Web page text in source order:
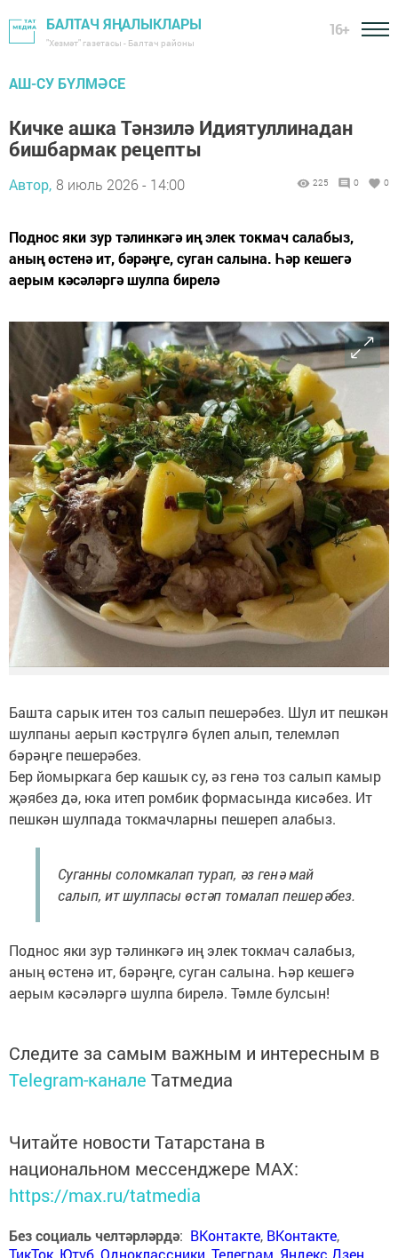
БАЛТАЧ ЯҢАЛЫКЛАРЫ
"Хезмәт" газетасы - Балтач районы
16+
АШ-СУ БҮЛМӘСЕ
Кичке ашка Тәнзилә Идиятуллинадан
бишбармак рецепты
Автор, 8 июль 2026 - 14:00 225 0 0
Поднос яки зур тәлинкәгә иң элек токмач салабыз,
аның өстенә ит, бәрәңге, суган салына. Һәр кешегә
аерым кәсәләргә шулпа бирелә
Башта сарык итен тоз салып пешерәбез. Шул ит пешкән
шулпаны аерып кәстрүлгә бүлеп алып, телемләп
бәрәңге пешерәбез.
Бер йомыркага бер кашык су, әз генә тоз салып камыр
җәябез дә, юка итеп ромбик формасында кисәбез. Ит
пешкән шулпада токмачларны пешереп алабыз.
Суганны соломкалап турап, әз генә май
салып, ит шулпасы өстәп томалап пешерәбез.
Поднос яки зур тәлинкәгә иң элек токмач салабыз,
аның өстенә ит, бәрәңге, суган салына. Һәр кешегә
аерым кәсәләргә шулпа бирелә. Тәмле булсын!
Следите за самым важным и интересным в
Telegram-канале Татмедиа
Читайте новости Татарстана в
национальном мессенджере MАХ:
https://max.ru/tatmedia
Без социаль челтәрләрдә: ВКонтакте, ВКонтакте,
ТикТок, Ютуб,Одноклассники,Телеграм, Яндекс.Дзен